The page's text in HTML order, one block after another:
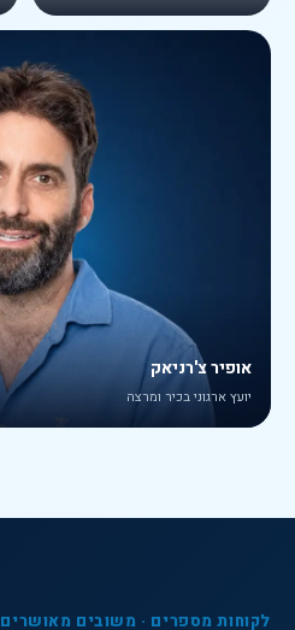
אופיר צ'רניאק
יועץ ארגוני בכיר ומרצה
לקוחות מספרים · משובים מאושרים